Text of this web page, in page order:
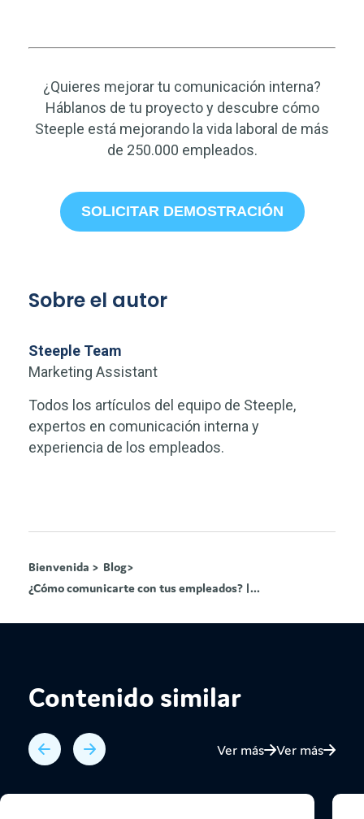
¿Quieres mejorar tu comunicación interna?
Háblanos de tu proyecto y descubre cómo
Steeple está mejorando la vida laboral de más
de 250.000 empleados.
SOLICITAR DEMOSTRACIÓN
Sobre el autor
Steeple Team
Marketing Assistant
Todos los artículos del equipo de Steeple,
expertos en comunicación interna y
experiencia de los empleados.
Bienvenida > Blog>
¿Cómo comunicarte con tus empleados? |...
Contenido similar
Ver más
Ver más